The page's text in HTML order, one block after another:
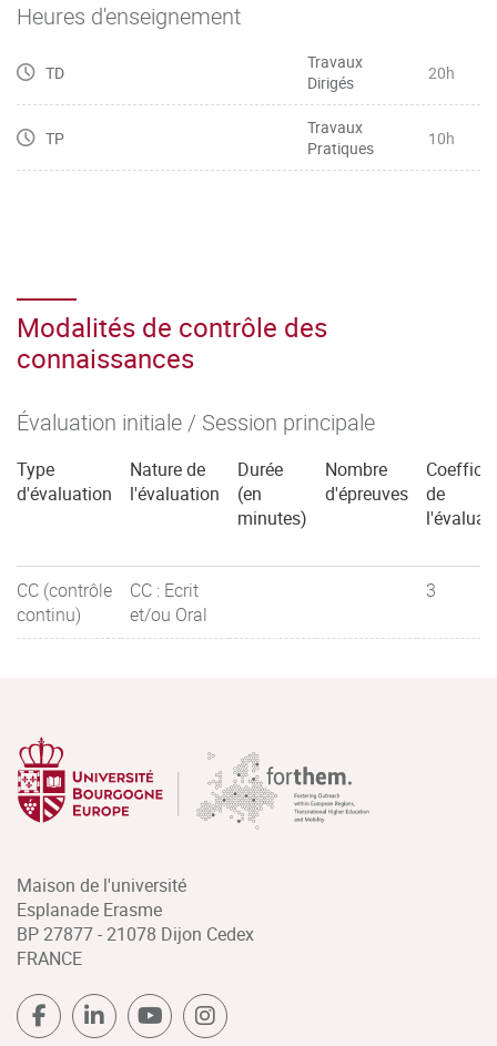
Heures d'enseignement
TD
Travaux
Dirigés
20h
TP
Travaux
Pratiques
10h
Modalités de contrôle des
connaissances
Évaluation initiale / Session principale
Type
d'évaluation
Nature de
l'évaluation
Durée
(en
minutes)
Nombre
d'épreuves
de
CC (contrôle
continu)
CC : Ecrit
et/ou Oral
3
Maison de l'université
Esplanade Erasme
BP 27877 - 21078 Dijon Cedex
FRANCE